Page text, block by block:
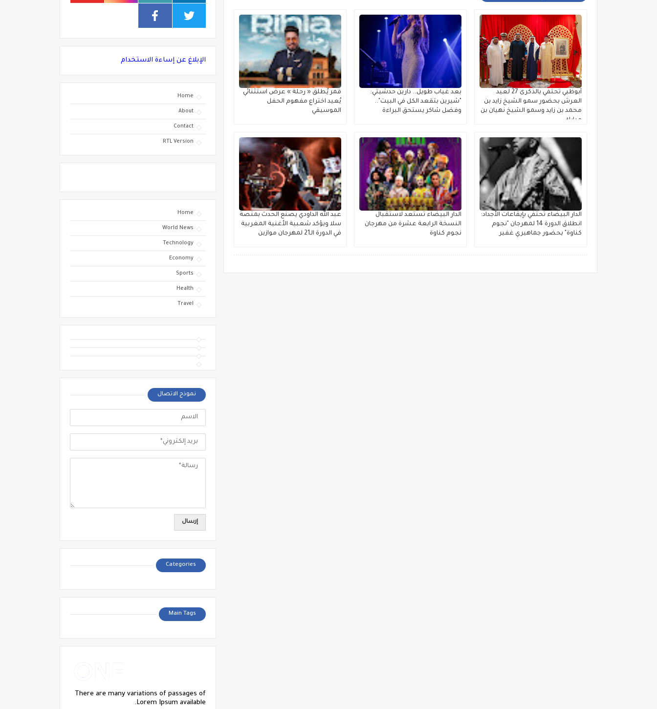
أبوظبي تحتفي بالذكرى 27 لعيد
العرش بحضور سمو الشيخ زايد بن
محمد بن زايد وسمو الشيخ نهيان بن
مبارك
بعد غياب طويل.. دارين حدشيتي:
"شيرين بتقعد الكل في البيت"..
وفضل شاكر يستحق البراءة
قمر يُطلق « رحلة » عرضٌ استثنائي
يُعيد اختراع مفهوم الحفل
الموسيقي
الدار البيضاء تحتفي بإيقاعات الأجداد:
انطلاق الدورة 14 لمهرجان "نجوم
كناوة" بحضور جماهيري غفير
الدار البيضاء تستعد لاستقبال
النسخة الرابعة عشرة من مهرجان
نجوم كناوة
عبد الله الداودي يصنع الحدث بمنصة
سلا ويؤكد شعبية الأغنية المغربية
في الدورة الـ21 لمهرجان موازين
الإبلاغ عن إساءة الاستخدام
Home
About
Contact
RTL Version
Home
World News
Technology
Economy
Sports
Health
Travel
نموذج الاتصال
Categories
Main Tags
There are many variations of passages of
Lorem Ipsum available.